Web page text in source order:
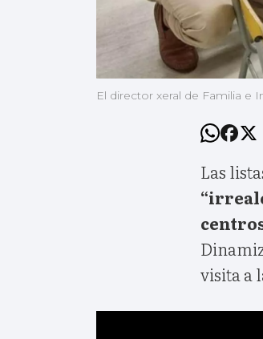
El director xeral de Familia e
Las
visita a